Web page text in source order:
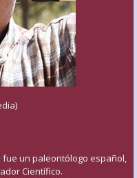
fue un paleontólogo español,
Científico.